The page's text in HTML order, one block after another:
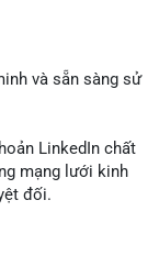
và sẵn sàng sử
LinkedIn chất
mạng lưới kinh
đối.